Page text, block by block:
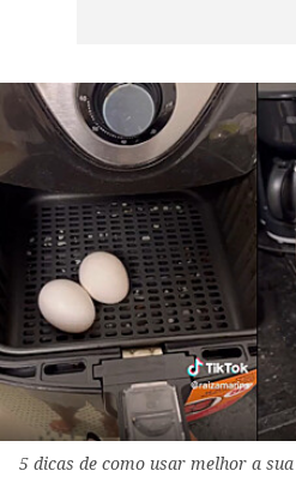
5 dicas de como usar melhor a